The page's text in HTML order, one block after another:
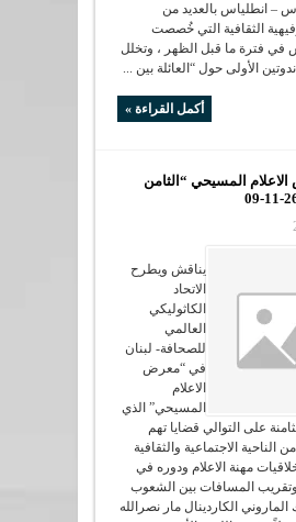
– انطلياس بالعديد من
الثقافية التي خُصصت
في فترة ما قبل الظهر ، وتخلل
الأولى حول “العائلة بين ...
أكمل القراءة »
الاعلام المسيحي “الثامن
يناقش ويطرح
الاتحاد
الكاثوليكي
العالمي
للصحافة- لبنان
في “معرض
الاعلام
المسيحي” الذي
على التوالي قضايا تهم
من الناحية الاجتماعية والثقافية
مهنة الاعلام ودوره في
المسافات بين الشعوب
الماروني الكاردينال مار نصرالله